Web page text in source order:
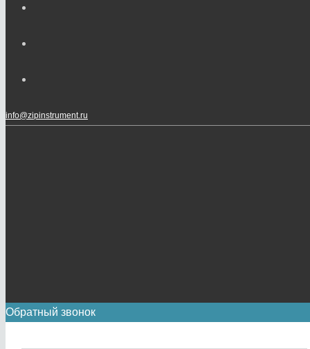
info@zipinstrument.ru
Обратный звонок